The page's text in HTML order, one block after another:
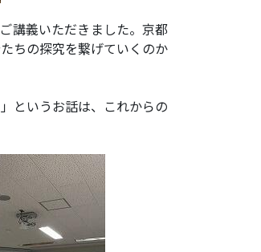
講義いただきました。京都
ちの探究を繋げていくのか
というお話は、これからの